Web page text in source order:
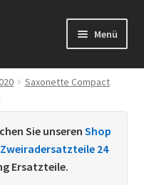
Menü
Saxonette Compact
Sie unseren Shop
Zweiradersatzteile 24
Ersatzteile.